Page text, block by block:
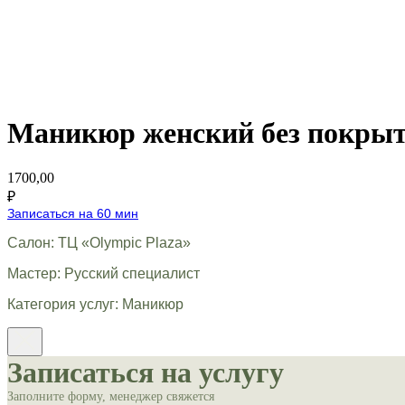
Маникюр женский без
1700,00
₽
Записаться на 60 мин
Салон: ТЦ «Olympic Plaza»
Мастер: Русский специалист
Категория услуг: Маникюр
Записаться на услугу
Заполните форму, менеджер свяжется